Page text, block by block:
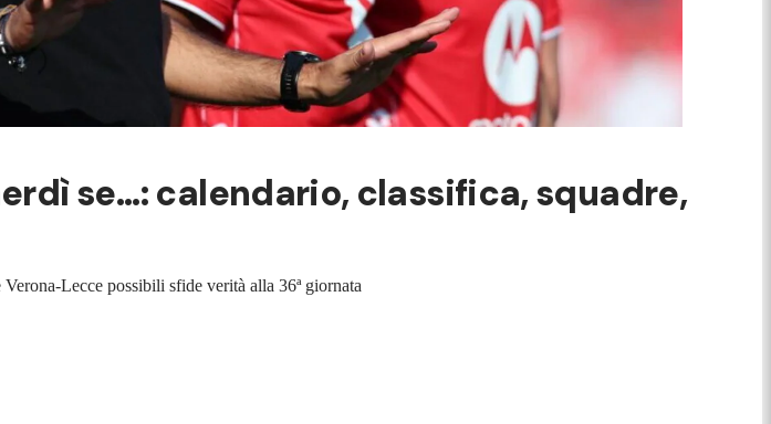
se...: calendario, classifica, squadre,
Lecce possibili sfide verità alla 36ª giornata